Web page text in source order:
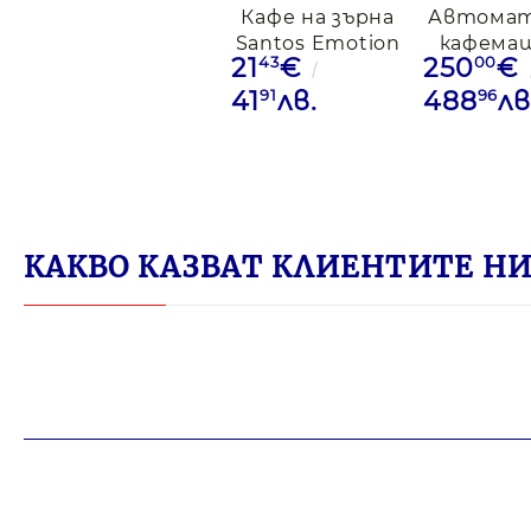
Кафе на зърна
Santos Emotion
Арабика, 1кг
2143€
4191лв.
Krups
25000€
48896
КАКВО КАЗВАТ КЛИЕНТИТЕ